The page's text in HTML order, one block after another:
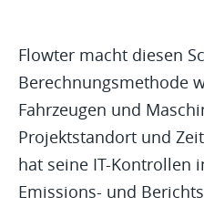
Flowter macht diesen
Berechnungsmethode
Fahrzeugen und
Projektstandort und
hat seine IT-Kontrollen
Emissions- und